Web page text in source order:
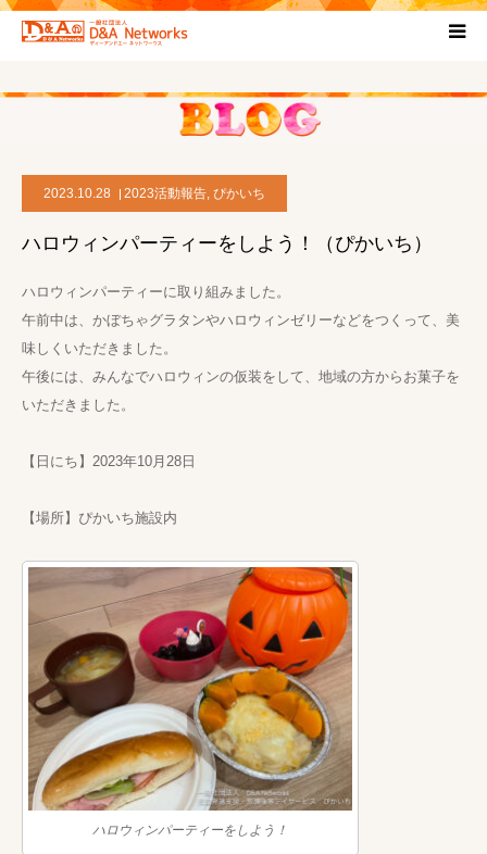
2023.10.28 2023活動報告, ぴかいち
ハロウィンパーティーをしよう！（ぴかいち）
ハロウィンパーティーに取り組みました。
午前中は、かぼちゃグラタンやハロウィンゼリーなどをつくって、美
味しくいただきました。
午後には、みんなでハロウィンの仮装をして、地域の方からお菓子を
いただきました。
【日にち】2023年10月28日
【場所】ぴかいち施設内
ハロウィンパーティーをしよう！
HOME
プロジェクト概要
お問い合わせ
ブログ
プライバシーポリシー